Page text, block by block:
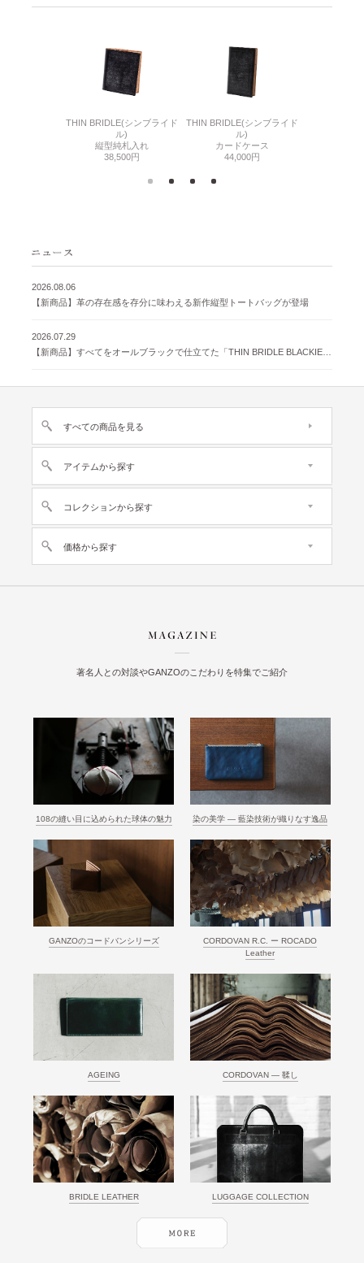
THIN BRIDLE(シンブライド
ル)
縦型純札入れ
38,500円
THIN BRIDLE(シンブライド
ル)
カードケース
44,000円
2026.08.06
【新商品】革の存在感を存分に味わえる新作縦型トートバッグが登場
2026.07.29
すべての商品を見る
アイテムから探す
コレクションから探す
価格から探す
著名人との対談やGANZOのこだわりを特集でご紹介
108の縫い目に込められた球体の魅力 染の美学 ― 藍染技術が織りなす逸品
GANZOのコードバンシリーズ
CORDOVAN R.C. ー ROCADO
Leather
AGEING CORDOVAN ― 鞣し
BRIDLE LEATHER LUGGAGE COLLECTION